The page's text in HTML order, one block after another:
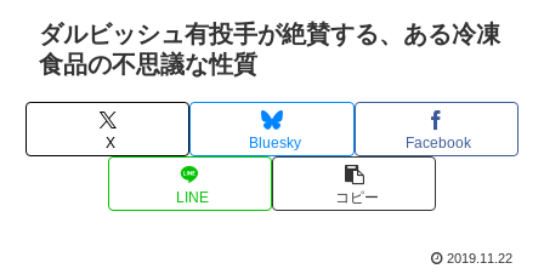
ダルビッシュ有投手が絶賛する、ある冷凍
食品の不思議な性質
X Bluesky Facebook
LINE コピー
2019.11.22